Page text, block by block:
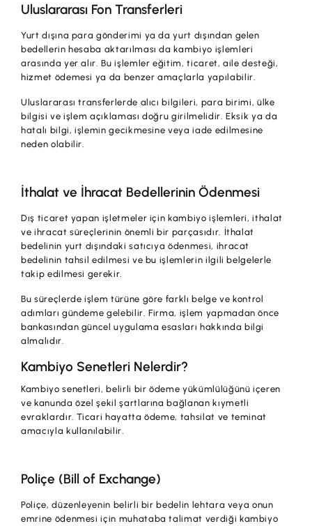
Uluslararası Fon Transferleri
Yurt dışına para gönderimi ya da yurt dışından gelen
bedellerin hesaba aktarılması da kambiyo işlemleri
arasında yer alır. Bu işlemler eğitim, ticaret, aile desteği,
hizmet ödemesi ya da benzer amaçlarla yapılabilir.
Uluslararası transferlerde alıcı bilgileri, para birimi, ülke
bilgisi ve işlem açıklaması doğru girilmelidir. Eksik ya da
hatalı bilgi, işlemin gecikmesine veya iade edilmesine
neden olabilir.
İthalat ve İhracat Bedellerinin Ödenmesi
Dış ticaret yapan işletmeler için kambiyo işlemleri, ithalat
ve ihracat süreçlerinin önemli bir parçasıdır. İthalat
bedelinin yurt dışındaki satıcıya ödenmesi, ihracat
bedelinin tahsil edilmesi ve bu işlemlerin ilgili belgelerle
takip edilmesi gerekir.
Bu süreçlerde işlem türüne göre farklı belge ve kontrol
adımları gündeme gelebilir. Firma, işlem yapmadan önce
bankasından güncel uygulama esasları hakkında bilgi
almalıdır.
Kambiyo Senetleri Nelerdir?
Kambiyo senetleri, belirli bir ödeme yükümlülüğünü içeren
ve kanunda özel şekil şartlarına bağlanan kıymetli
evraklardır. Ticari hayatta ödeme, tahsilat ve teminat
amacıyla kullanılabilir.
Poliçe (Bill of Exchange)
Poliçe, düzenleyenin belirli bir bedelin lehtara veya onun
emrine ödenmesi için muhataba talimat verdiği kambiyo